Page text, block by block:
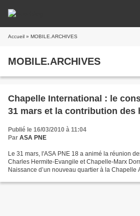
Accueil » MOBILE.ARCHIVES
MOBILE.ARCHIVES
Chapelle International : le
31 mars et la contribution des
Publié le 16/03/2010 à 11:04
Par ASA PNE
Le 31 mars, l'ASA PNE 18 a animé la réunion
Charles Hermite-Evangile et Chapelle-Marx
Naissance d’un nouveau quartier à la Chapelle